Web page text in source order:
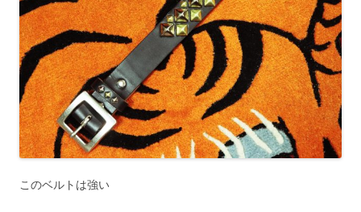
このベルトは強い